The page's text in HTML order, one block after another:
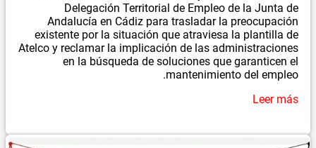
Delegación Territorial de Empleo de la Junta de
Andalucía en Cádiz para trasladar la preocupación
existente por la situación que atraviesa la plantilla de
Atelco y reclamar la implicación de las administraciones
en la búsqueda de soluciones que garanticen el
mantenimiento del empleo.
Leer más